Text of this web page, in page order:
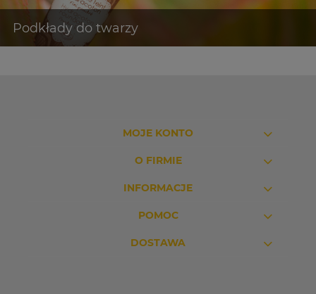
MOJE KONTO
O FIRMIE
INFORMACJE
POMOC
DOSTAWA